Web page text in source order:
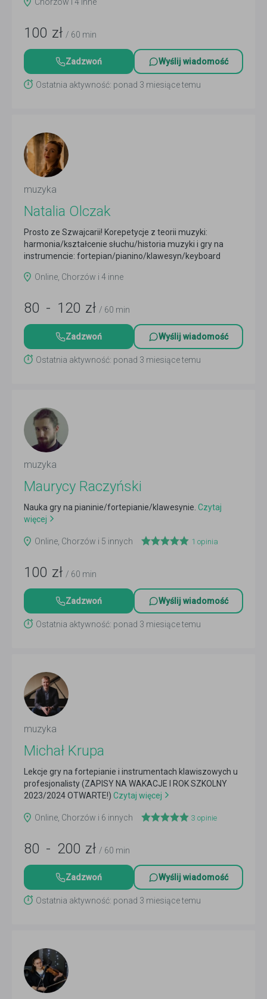
100 zł / 60 min
Zadzwoń Wyślij wiadomość
Ostatnia aktywność: ponad 3 miesiące temu
muzyka
Natalia Olczak
Prosto ze Szwajcarii! Korepetycje z teorii muzyki:
harmonia/kształcenie słuchu/historia muzyki i gry na
instrumencie: fortepian/pianino/klawesyn/keyboard
Online, Chorzów i 4 inne
80 - 120 zł / 60 min
Zadzwoń Wyślij wiadomość
Ostatnia aktywność: ponad 3 miesiące temu
muzyka
Maurycy Raczyński
Nauka gry na pianinie/fortepianie/klawesynie. Czytaj
więcej
Online, Chorzów i 5 innych 1 opinia
100 zł / 60 min
Zadzwoń Wyślij wiadomość
Ostatnia aktywność: ponad 3 miesiące temu
muzyka
Michał Krupa
Lekcje gry na fortepianie i instrumentach klawiszowych u
profesjonalisty (ZAPISY NA WAKACJE I ROK SZKOLNY
2023/2024 OTWARTE!) Czytaj więcej
Online, Chorzów i 6 innych 3 opinie
80 - 200 zł / 60 min
Zadzwoń Wyślij wiadomość
Ostatnia aktywność: ponad 3 miesiące temu